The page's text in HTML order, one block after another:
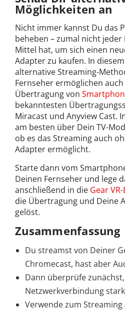
Möglichkeiten an
Nicht immer kannst Du das
beheben – zumal nicht
Mittel hat, um sich einen
Adapter zu kaufen. In
alternative Streaming-
Fernseher ermöglichen
Übertragung von
bekanntesten
Miracast und Anyview Cast.
am besten über Dein TV-
ob es das Streaming auch
Adapter ermöglicht.
Starte dann vom
Deinen Fernseher und lege
anschließend in die Gear
die Übertragung und Deine
gelöst.
Zusammenfassung
Du streamst von Deiner
Chromecast, hast aber
Dann überprüfe
Netzwerkverbindung
Verwende zum